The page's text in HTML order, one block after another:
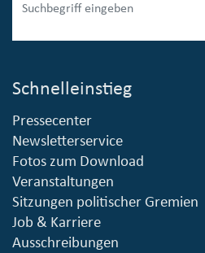
Schnelleinstieg
Pressecenter
Newsletterservice
Fotos zum Download
Veranstaltungen
Sitzungen politischer Gremien
Job & Karriere
Ausschreibungen